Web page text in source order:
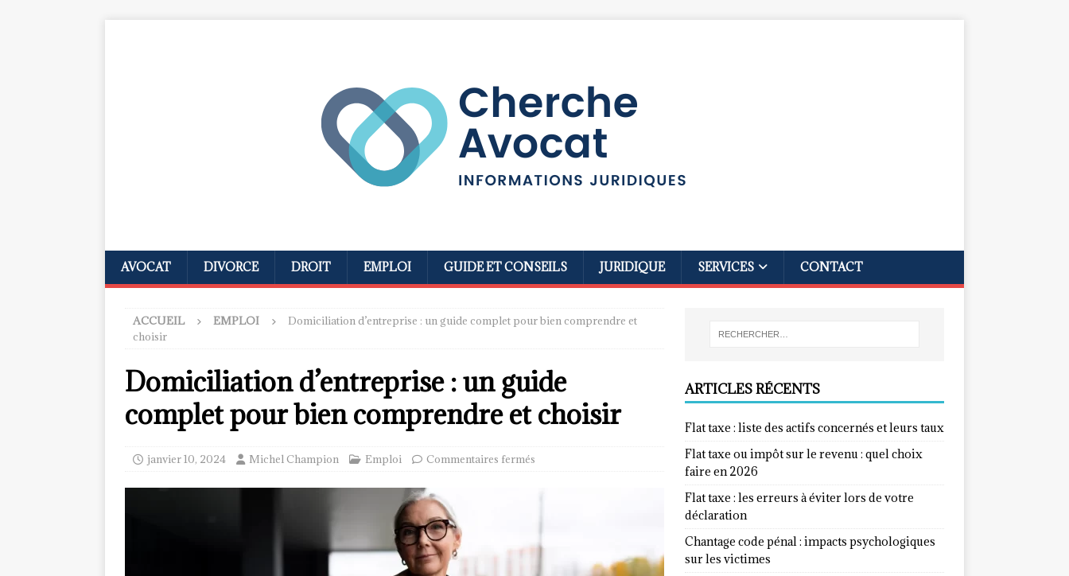
AVOCAT DIVORCE DROIT EMPLOI GUIDE ET CONSEILS JURIDIQUE SERVICES CONTACT
ACCUEIL EMPLOI
Domiciliation d’entreprise : un guide complet pour bien comprendre et
choisir
Domiciliation d’entreprise : un guide
complet pour bien comprendre et choisir
janvier 10, 2024 Michel Champion Emploi Commentaires fermés
ARTICLES RÉCENTS
Flat taxe : liste des actifs concernés et leurs taux
Flat taxe ou impôt sur le revenu : quel choix
faire en 2026
Flat taxe : les erreurs à éviter lors de votre
déclaration
Chantage code pénal : impacts psychologiques
sur les victimes